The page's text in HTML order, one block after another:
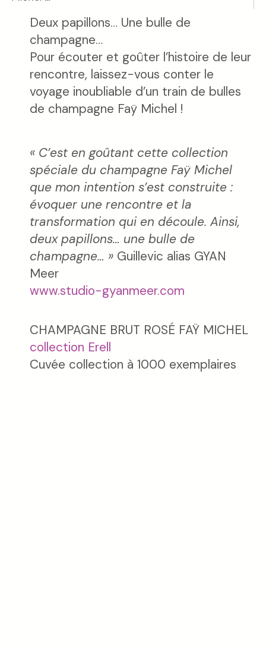
Deux papillons… Une bulle de
champagne…
Pour écouter et goûter l’histoire de leur
rencontre, laissez-vous conter le
voyage inoubliable d’un train de bulles
de champagne Faÿ Michel !
« C’est en goûtant cette collection
spéciale du champagne Faÿ Michel
que mon intention s’est construite :
évoquer une rencontre et la
transformation qui en découle. Ainsi,
deux papillons… une bulle de
champagne… » Guillevic alias GYAN
Meer
www.studio-gyanmeer.com
CHAMPAGNE BRUT ROSÉ FAŸ MICHEL
collection Erell
Cuvée collection à 1000 exemplaires